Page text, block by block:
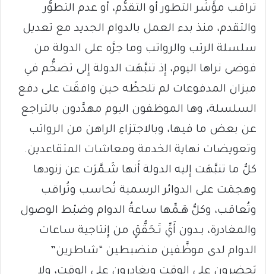
تراقب مؤَشِّر التطور أَو التقدُّم، أَو عدم التطوُّر
والتقدم، منذ بدء العمل بالدوام الجديد مع تعديل
سلسلة الرتب والرواتب وما جرَّه على الدولة من
فوضى نراها اليوم، إِذ تنبَّهَت الدولة إِلى تضخُّم في
ميزان المدفوعات لم تلحظْه حين وافقَت على دفع
السلسلة، وها الموظفون اليوم مهدَّدون بالتراجع
عن بعض ما فيها، وبالاجتزاءِ الراهن من الرواتب
وتعويضات نهاية الخدمة ومعاشات المتقاعدين.
كلُّ ما تنبَّهَت إِليه الدولة أَنها شَـمَّرَت عن زنودها
وهجمَت على الدوائر الرسمية تُحاسب وتُراقب
وتُعاقب، وكلُّ هَـمِّها ساعةُ الدوام وضبْط الوصول
والمغادرة، بـدون أَيِّ تَـحَقُّقٍ من إِنتاجية ساعات
الدوام لدى موظَّفين منضبطين “شاطرين”